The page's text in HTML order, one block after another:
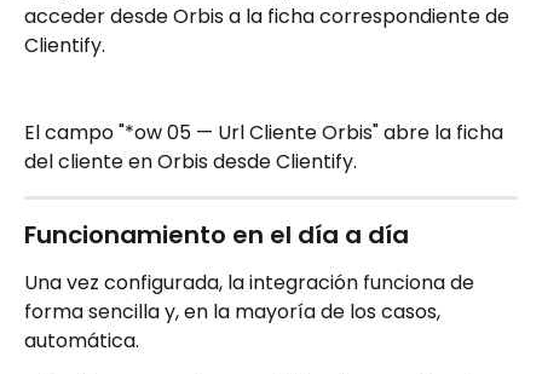
acceder desde Orbis a la ficha correspondiente de
Clientify.
El campo "*ow 05 — Url Cliente Orbis" abre la ficha
del cliente en Orbis desde Clientify.
Funcionamiento en el día a día
Una vez configurada, la integración funciona de
forma sencilla y, en la mayoría de los casos,
automática.